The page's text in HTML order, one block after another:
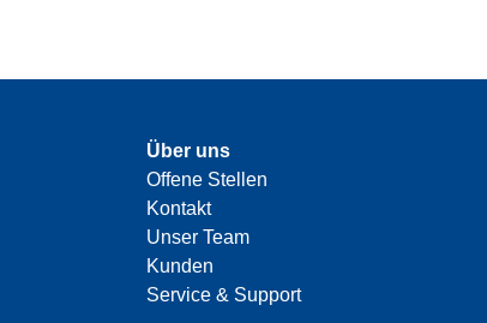
Über uns
Offene Stellen
Kontakt
Unser Team
Kunden
Service & Support